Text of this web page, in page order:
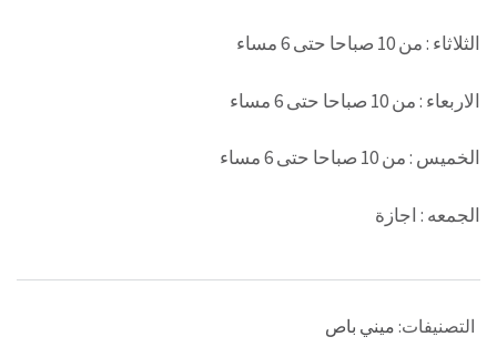
الثلاثاء : من 10 صباحا حتى 6 مساء
الاربعاء : من 10 صباحا حتى 6 مساء
الخميس : من 10 صباحا حتى 6 مساء
الجمعه : اجازة
التصنيفات: ميني باص